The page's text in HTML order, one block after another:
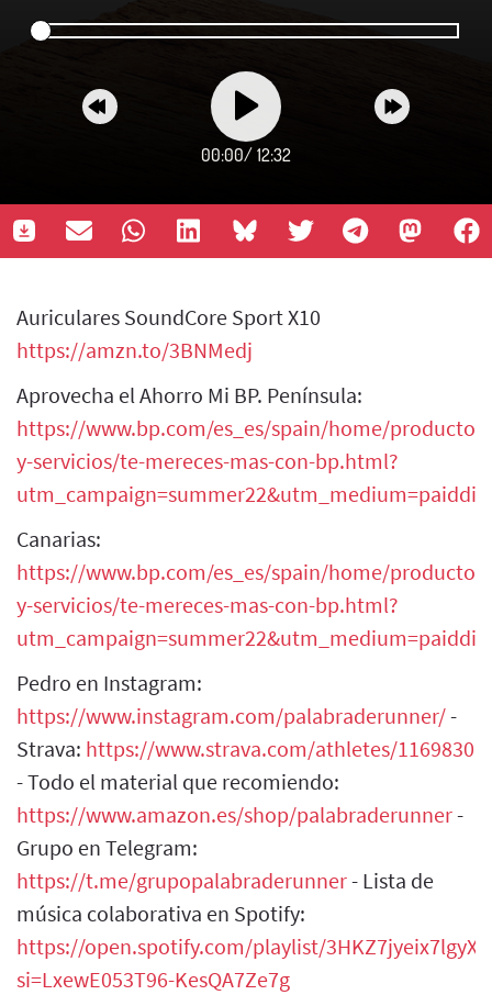
00:00/ 12:32
Auriculares SoundCore Sport X10
https://amzn.to/3BNMedj
Aprovecha el Ahorro Mi BP. Península:
https://www.bp.com/es_es/spain/home/productos-
y-servicios/te-mereces-mas-con-bp.html?
Canarias:
https://www.bp.com/es_es/spain/home/productos-
y-servicios/te-mereces-mas-con-bp.html?
Pedro en Instagram:
https://www.instagram.com/palabraderunner/-
Strava: https://www.strava.com/athletes/1169830
- Todo el material que recomiendo:
https://www.amazon.es/shop/palabraderunner-
Grupo en Telegram:
https://t.me/grupopalabraderunner- Lista de
música colaborativa en Spotify:
https://open.spotify.com/playlist/
si=LxewE053T96-KesQA7Ze7g